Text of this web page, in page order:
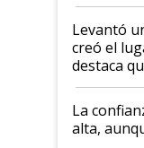
Levantó
creó el
destaca
plata a un
Juan Félix
que de
La
alta,